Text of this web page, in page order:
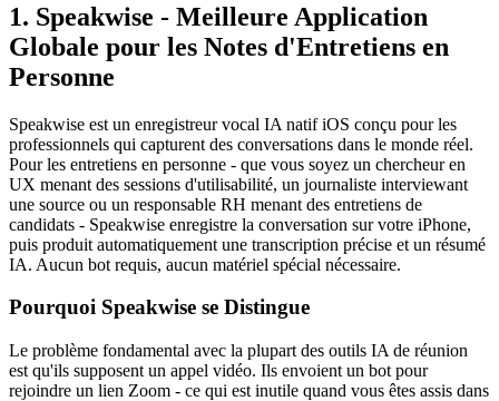
1. Speakwise - Meilleure Application
Globale pour les Notes d'Entretiens en
Personne
Speakwise est un enregistreur vocal IA natif iOS conçu pour les
professionnels qui capturent des conversations dans le monde réel.
Pour les entretiens en personne - que vous soyez un chercheur en
UX menant des sessions d'utilisabilité, un journaliste interviewant
une source ou un responsable RH menant des entretiens de
candidats - Speakwise enregistre la conversation sur votre iPhone,
puis produit automatiquement une transcription précise et un résumé
IA. Aucun bot requis, aucun matériel spécial nécessaire.
Pourquoi Speakwise se Distingue
Le problème fondamental avec la plupart des outils IA de réunion
est qu'ils supposent un appel vidéo. Ils envoient un bot pour
rejoindre un lien Zoom - ce qui est inutile quand vous êtes assis dans